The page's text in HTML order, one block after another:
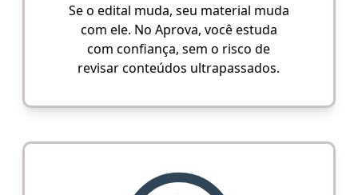
Se o edital muda, seu material muda
com ele. No Aprova, você estuda
com confiança, sem o risco de
revisar conteúdos ultrapassados.